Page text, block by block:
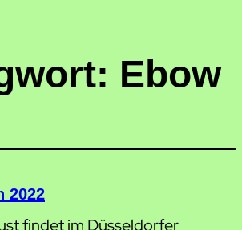
Ebow
2022
findet im Düsseldorfer